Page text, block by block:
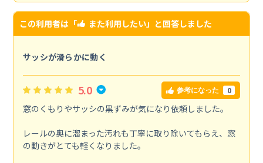
この利用者は「 また利用したい」と回答しました
サッシが滑らかに動く
5.0 参考になった 0
窓のくもりやサッシの黒ずみが気になり依頼しました。
レールの奥に溜まった汚れも丁寧に取り除いてもらえ、窓
の動きがとても軽くなりました。